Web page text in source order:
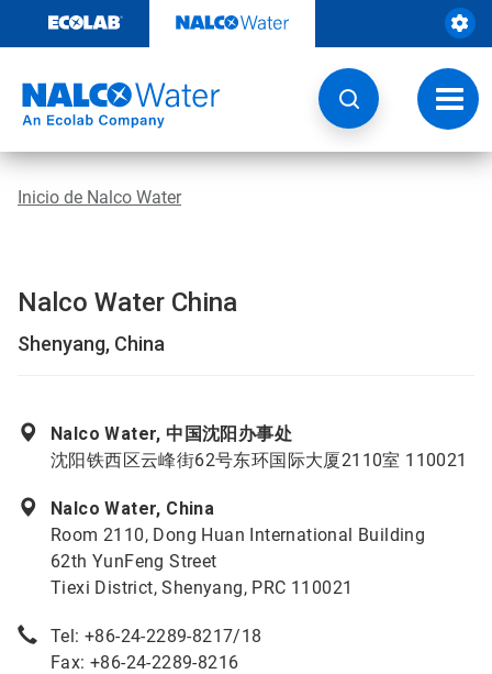
contenido
de
Inicio de Nalco Water
Nalco Water China
Shenyang, China
Nalco Water, 中国沈阳办事处
沈阳铁西区云峰街62号东环国际大厦2110室 110021
Nalco Water, China
Room 2110, Dong Huan International Building
62th YunFeng Street
Tiexi District, Shenyang, PRC 110021
Tel: +86-24-2289-8217/18
Fax: +86-24-2289-8216